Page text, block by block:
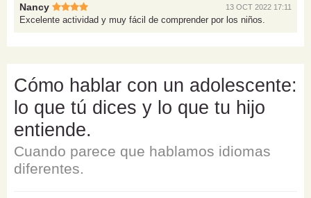
13 OCT 2022 17:11
Nancy
Excelente actividad y muy fácil de comprender por los niños.
Cómo hablar con un adolescente:
lo que tú dices y lo que tu hijo
entiende.
Cuando parece que hablamos idiomas
diferentes.